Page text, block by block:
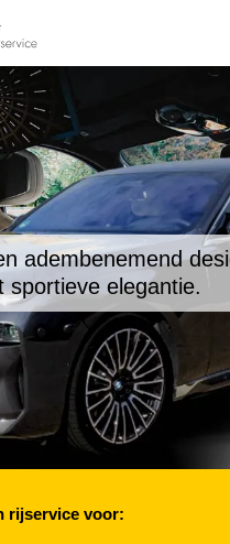
adembenemend
sportieve elegantie.
rijservice voor: